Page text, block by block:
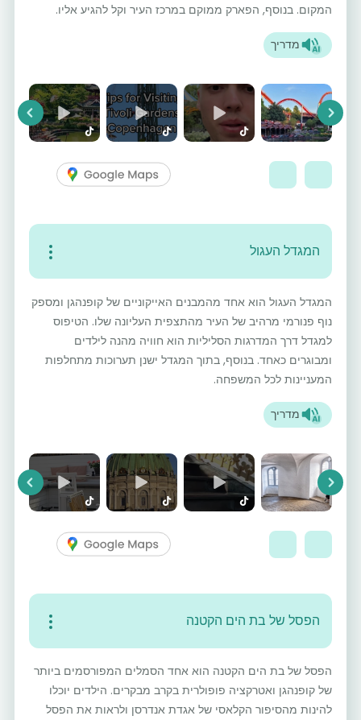
המקום. בנוסף, הפארק ממוקם במרכז העיר וקל להגיע אליו.
מדריך
Next
המגדל העגול
המגדל העגול הוא אחד מהמבנים האייקוניים של קופנהגן ומספק
נוף פנורמי מרהיב של העיר מהתצפית העליונה שלו. הטיפוס
למגדל דרך המדרגות הסליליות הוא חוויה מהנה לילדים
ומבוגרים כאחד. בנוסף, בתוך המגדל ישנן תערוכות מתחלפות
המעניינות לכל המשפחה.
מדריך
Next
הפסל של בת הים הקטנה
הפסל של בת הים הקטנה הוא אחד הסמלים המפורסמים ביותר
של קופנהגן ואטרקציה פופולרית בקרב מבקרים. הילדים יוכלו
להינות מהסיפור הקלאסי של אגדת אנדרסן ולראות את הפסל